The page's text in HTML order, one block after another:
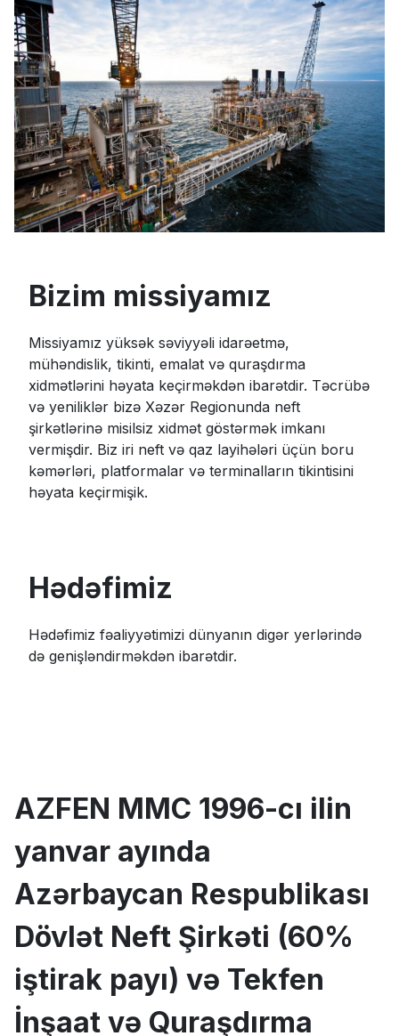
Bizim missiyamız
Missiyamız yüksək səviyyəli idarəetmə,
mühəndislik, tikinti, emalat və quraşdırma
xidmətlərini həyata keçirməkdən ibarətdir. Təcrübə
və yeniliklər bizə Xəzər Regionunda neft
şirkətlərinə misilsiz xidmət göstərmək imkanı
vermişdir. Biz iri neft və qaz layihələri üçün boru
kəmərləri, platformalar və terminalların tikintisini
həyata keçirmişik.
Hədəfimiz
Hədəfimiz fəaliyyətimizi dünyanın digər yerlərində
də genişləndirməkdən ibarətdir.
AZFEN MMC 1996-cı ilin
yanvar ayında
Azərbaycan Respublikası
Dövlət Neft Şirkəti (60%
iştirak payı) və Tekfen
İnşaat və Quraşdırma